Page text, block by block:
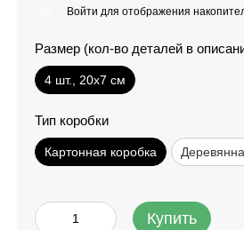
Войти для отображения
Размер (кол-во деталей в
4 шт., 20х7 см
Тип коробки
Картонная коробка
Купить